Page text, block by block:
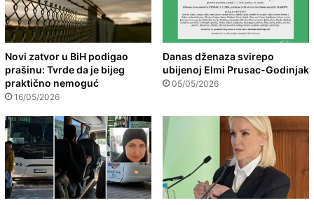
Novi zatvor u BiH podigao
prašinu: Tvrde da je bijeg
praktično nemoguć
16/05/2026
Danas dženaza svirepo
ubijenoj Elmi Prusac-Godinjak
05/05/2026